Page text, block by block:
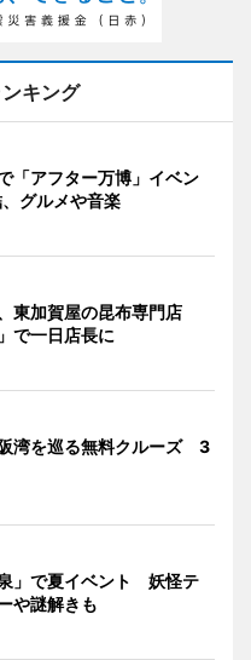
キング
「アフター万博」イベン
グルメや音楽
東加賀屋の昆布専門店
で一日店長に
湾を巡る無料クルーズ 3
」で夏イベント 妖怪テ
や謎解きも